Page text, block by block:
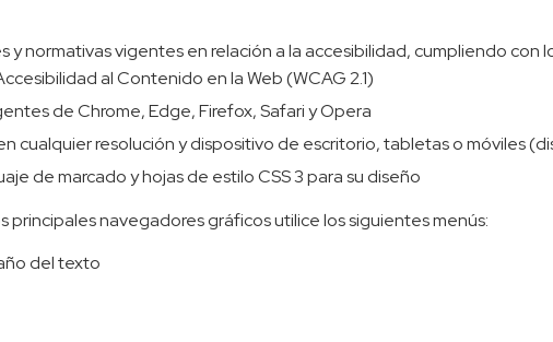
y normativas vigentes en relación a la accesibilidad, cumpliendo
al Contenido en la Web (WCAG 2.1)
de Chrome, Edge, Firefox, Safari y Opera
cualquier resolución y dispositivo de escritorio, tabletas o móviles
de marcado y hojas de estilo CSS 3 para su diseño
navegadores gráficos utilice los siguientes menús:
del texto